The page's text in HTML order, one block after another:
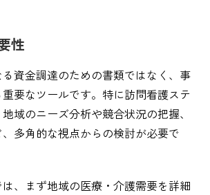
性
資金調達のための書類ではなく、事
要なツールです。特に訪問看護ステ
域のニーズ分析や競合状況の把握、
多角的な視点からの検討が必要で
、まず地域の医療・介護需要を詳細